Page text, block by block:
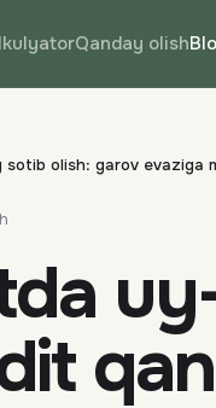
Qanday olish
sotib olish: garov evaziga